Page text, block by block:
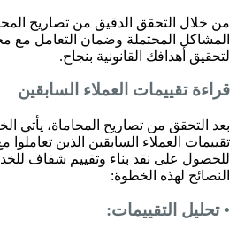
من خلال التحقق الدقيق من تصاريح
المشاكل المحتملة وضمان التعامل مع
لتحقيق أهدافك القانونية بنجاح.
قراءة تقييمات العملاء السابقين
بعد التحقق من تصاريح المحاماة، يأتي
تقييمات العملاء السابقين الذين تعاملوا
للحصول على نقد بناء وتقييم شفاف
النصائح لهذه الخطوة:
• تحليل التقييمات: